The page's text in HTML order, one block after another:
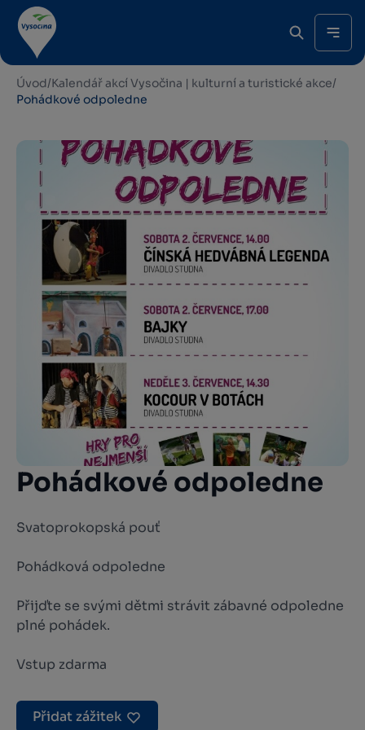
Úvod/Kalendář akcí Vysočina | kulturní a turistické akce/
Pohádkové odpoledne
Pohádkové odpoledne
Svatoprokopská pouť
Pohádková odpoledne
Přijďte se svými dětmi strávit zábavné odpoledne
plné pohádek.
Vstup zdarma
Přidat zážitek